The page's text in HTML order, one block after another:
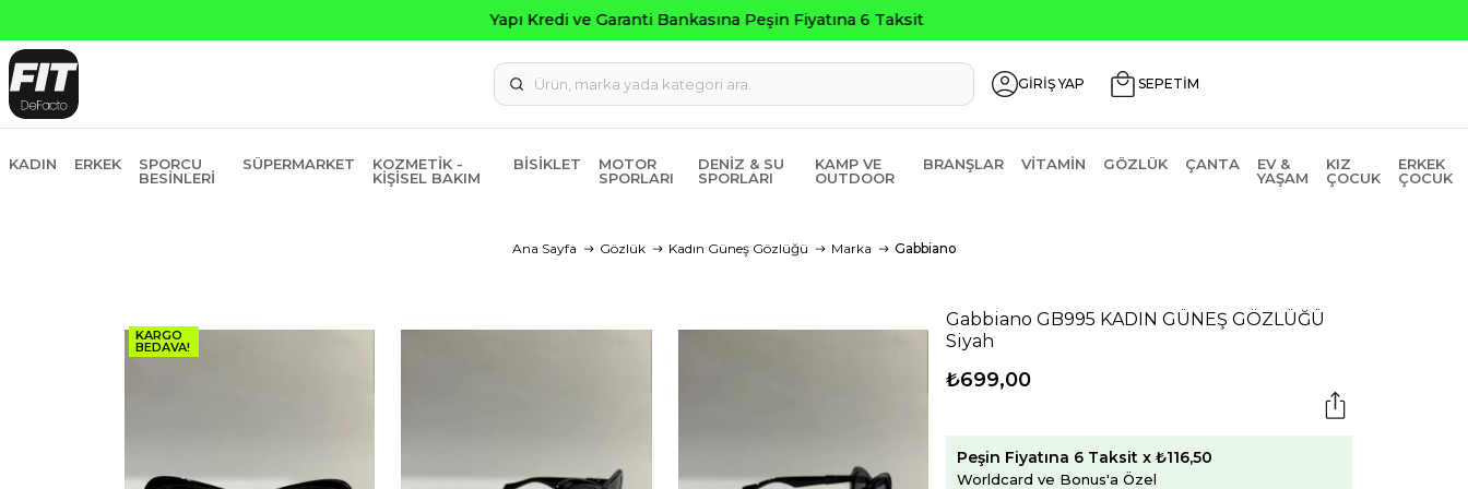
Seçili Ürünlerde ₺2000 Üzeri ₺200 İndirim Kodu: AGUSTOS200
GİRİŞ YAP SEPETİM
KADIN ERKEK
SPORCU
BESINLERI
SÜPERMARKET
KOZMETIK -
KIŞISEL BAKIM
BISIKLET
MOTOR
SPORLARI
DENIZ & SU
SPORLARI
KAMP VE
OUTDOOR
BRANŞLAR VITAMIN GÖZLÜK ÇANTA
EV &
YAŞAM
KIZ
ÇOCUK
ERKEK
ÇOCUK
Ana Sayfa Gözlük Kadın Güneş Gözlüğü Marka Gabbiano
KARGO
BEDAVA!
Gabbiano GB995 KADIN GÜNEŞ GÖZLÜĞÜ
Siyah
₺699,00
Peşin Fiyatına 6 Taksit x ₺116,50
Worldcard ve Bonus'a Özel